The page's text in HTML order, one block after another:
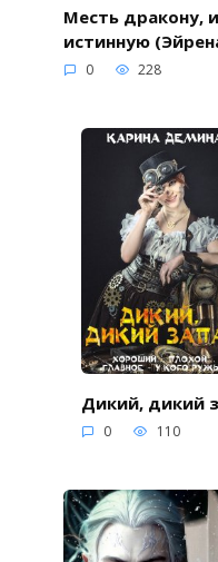
Месть дракону,
истинную
0 228
Дикий, дикий
0 110